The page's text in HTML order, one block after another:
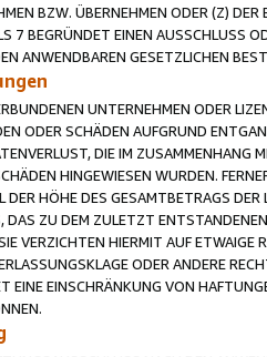
BZW. ÜBERNEHMEN ODER (Z)
7 BEGRÜNDET EINEN AUSSCHLUSS
ANWENDBAREN GESETZLICHEN
UNTERNEHMEN ODER
ODER SCHÄDEN AUFGRUND
DIE IM ZUSAMMENHANG
HINGEWIESEN WURDEN.
DER HÖHE DES GESAMTBETRAGS
DAS ZU DEM ZULETZT
VERZICHTEN HIERMIT AUF
ODER ANDERE
EINE EINSCHRÄNKUNG VON